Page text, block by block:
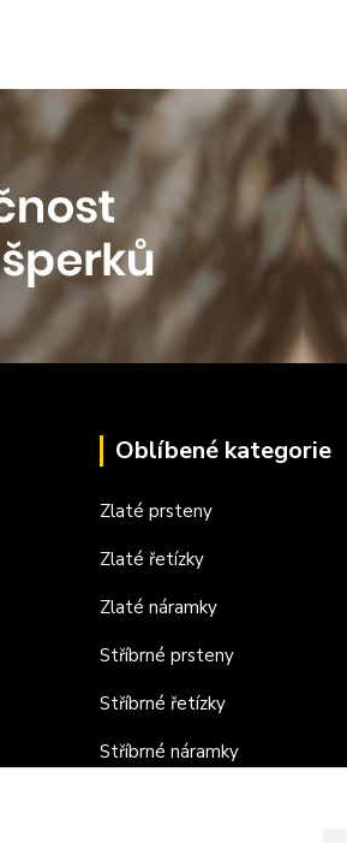
Oblíbené kategorie
Zlaté prsteny
Zlaté řetízky
Zlaté náramky
Stříbrné prsteny
Stříbrné řetízky
Stříbrné náramky